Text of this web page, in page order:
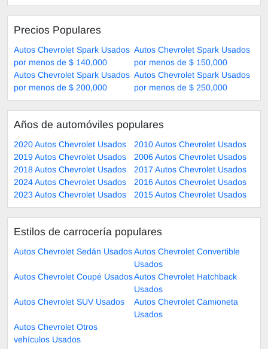
Precios Populares
Autos Chevrolet Spark Usados
por menos de $ 140,000
Autos Chevrolet Spark Usados
por menos de $ 150,000
Autos Chevrolet Spark Usados
por menos de $ 200,000
Autos Chevrolet Spark Usados
por menos de $ 250,000
Años de automóviles populares
2020 Autos Chevrolet Usados
2010 Autos Chevrolet Usados
2019 Autos Chevrolet Usados
2006 Autos Chevrolet Usados
2018 Autos Chevrolet Usados
2017 Autos Chevrolet Usados
2024 Autos Chevrolet Usados
2016 Autos Chevrolet Usados
2023 Autos Chevrolet Usados
2015 Autos Chevrolet Usados
Estilos de carrocería populares
Autos Chevrolet Sedán UsadosAutos Chevrolet Convertible
Usados
Autos Chevrolet Coupé UsadosAutos Chevrolet Hatchback
Usados
Autos Chevrolet SUV Usados
Autos Chevrolet Camioneta
Usados
Autos Chevrolet Otros
vehículos Usados